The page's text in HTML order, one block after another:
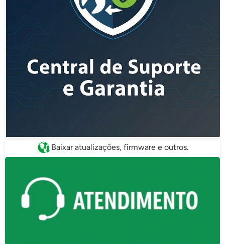
Baixar atualizações, firmware e outros.